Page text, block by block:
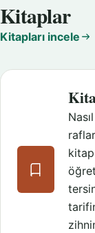
Kitaplar
Kitapları incele